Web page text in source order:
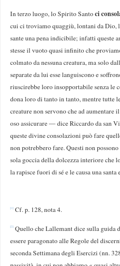
In terzo luogo, lo Spirito Santoci
cui ci troviamo quaggiù, lontani da Dio,
sante una pena indicibile; infatti queste
stesse il vuoto quasi infinito che
colmato da nessuna creatura, ma solo
separate da lui esse languiscono e
riuscirebbe loro insopportabile senza le
dona loro di tanto in tanto, mentre tutte
creature non servono che ad aumentare
oso assicurare — dice Riccardo da san
queste divine consolazioni può fare
non potrebbero fare. Questi non
sola goccia della dolcezza interiore che
la rapisce fuori di sé e le causa una santa
[1] Cf. p. 128, nota 4.
[2] Quello che Lallemant dice sulla guida
esse­re paragonato alle Regole del
seconda Setti­mana degli Esercizi (nn.